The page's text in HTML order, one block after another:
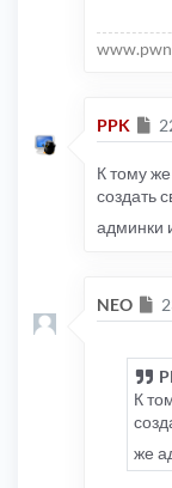
PPK
К тому
создать
админки
NEO
К
же